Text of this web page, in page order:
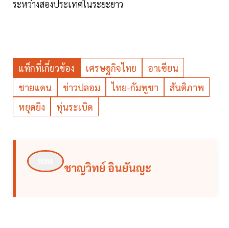
ระหว่างสองประเทศในระยะยาว
แท็กที่เกี่ยวข้อง เศรษฐกิจไทย
อาเซียน
ชายแดน
ข่าวปลอม ไทย-กัมพูชา
สันติภาพ
หยุดยิง
ทุ่นระเบิด
ชาญวิทย์ อินยันญะ